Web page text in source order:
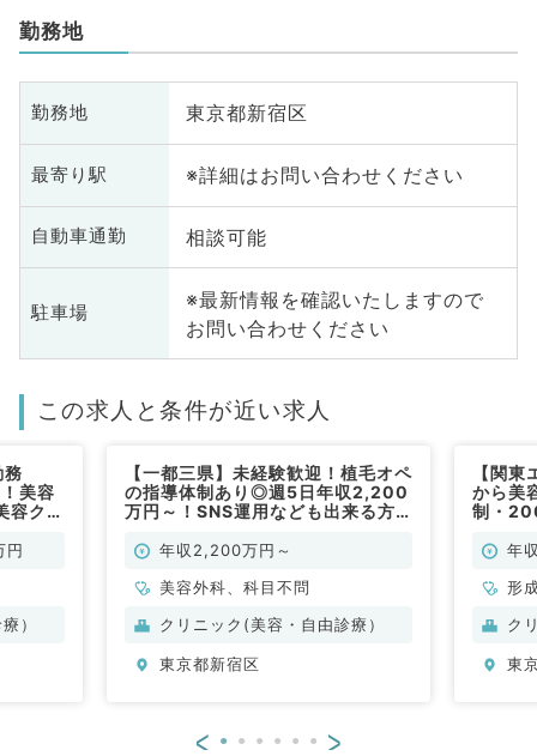
勤務地
勤務地 東京都新宿区
最寄り駅 ※詳細はお問い合わせください
自動車通勤 相談可能
駐車場
※最新情報を確認いたしますので
お問い合わせください
この求人と条件が近い求人
務
美容
容クリ
円
）
【一都三県】未経験歓迎！植毛オペ
の指導体制あり◎週5日年収2,200
万円～！SNS運用なども出来る方
年収2,200万円～
美容外科、科目不問
クリニック(美容・自由診療）
東京都新宿区
【関
から美
制・
長で
科／常
年
形
容
ク
東
< >